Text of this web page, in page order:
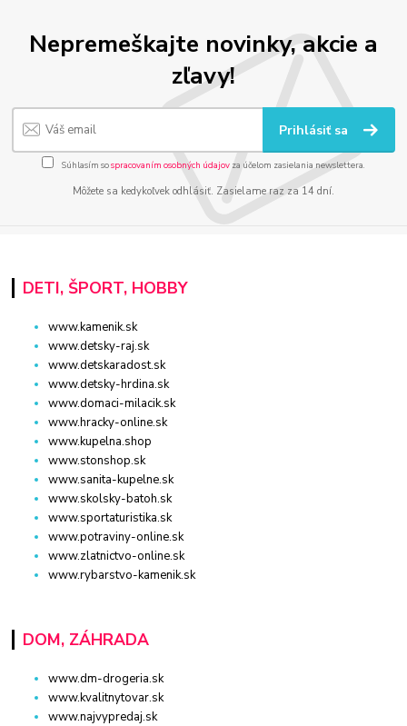
Nepremeškajte novinky, akcie a
zľavy!
Prihlásiť sa
Súhlasím sospracovaním osobných údajov za účelom zasielania newslettera.
Môžete sa kedykoľvek odhlásiť. Zasielame raz za 14 dní.
DETI, ŠPORT, HOBBY
www.kamenik.sk
www.detsky-raj.sk
www.detskaradost.sk
www.detsky-hrdina.sk
www.domaci-milacik.sk
www.hracky-online.sk
www.kupelna.shop
www.stonshop.sk
www.sanita-kupelne.sk
www.skolsky-batoh.sk
www.sportaturistika.sk
www.potraviny-online.sk
www.zlatnictvo-online.sk
www.rybarstvo-kamenik.sk
DOM, ZÁHRADA
www.dm-drogeria.sk
www.kvalitnytovar.sk
www.najvypredaj.sk